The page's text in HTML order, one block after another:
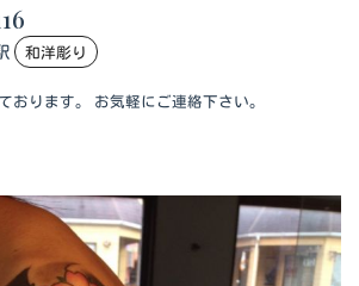
和洋彫り
おります。 お気軽にご連絡下さい。